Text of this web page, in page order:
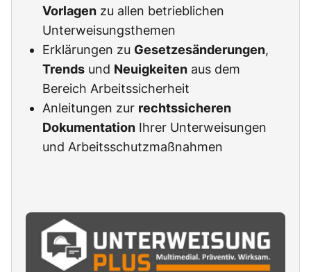
Vorlagen zu allen betrieblichen
Unterweisungsthemen
Erklärungen zu Gesetzesänderungen,
Trends und Neuigkeiten aus dem
Bereich Arbeitssicherheit
Anleitungen zur rechtssicheren
Dokumentation Ihrer Unterweisungen
und Arbeitsschutzmaßnahmen